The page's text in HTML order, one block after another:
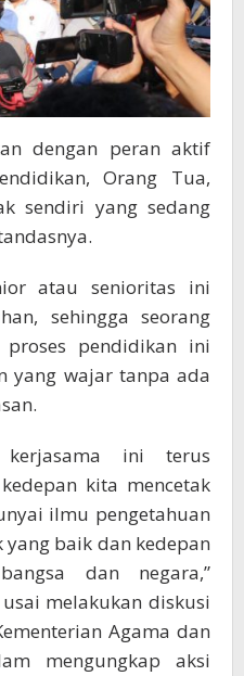
dengan peran aktif
Orang Tua,
sendiri yang sedang
atau senioritas ini
sehingga seorang
pendidikan ini
yang wajar tanpa ada
ini terus
kita mencetak
ilmu pengetahuan
baik dan kedepan
dan negara,”
melakukan diskusi
Agama dan
mengungkap aksi